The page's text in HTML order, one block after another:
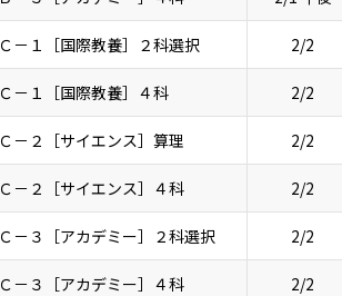
Ｃ－１［国際教養］２科選択 2/2
Ｃ－１［国際教養］４科 2/2
Ｃ－２［サイエンス］算理 2/2
Ｃ－２［サイエンス］４科 2/2
Ｃ－３［アカデミー］２科選択 2/2
Ｃ－３［アカデミー］４科 2/2